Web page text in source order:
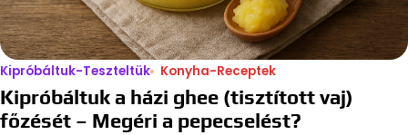
Kipróbáltuk-Teszteltük Konyha-Receptek
Kipróbáltuk a házi ghee (tisztított vaj)
főzését – Megéri a pepecselést?